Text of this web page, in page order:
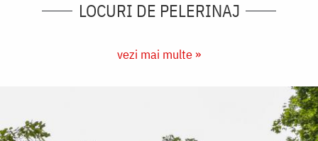
LOCURI DE PELERINAJ
vezi mai multe »